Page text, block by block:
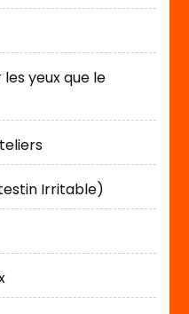
yeux que le
Irritable)